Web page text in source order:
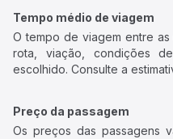
Tempo médio de viagem
O tempo de viagem entre
rota, viação, condições
escolhido. Consulte a
Preço da passagem
Os preços das passagens